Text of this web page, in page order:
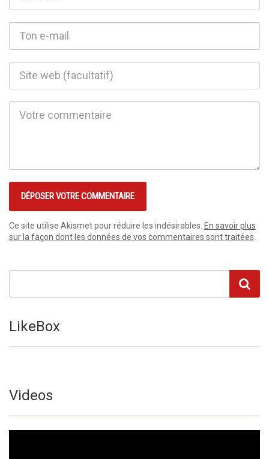
Ce site utilise Akismet pour réduire les indésirables. En savoir plus
sur la façon dont les données de vos commentaires sont traitées
LikeBox
Videos